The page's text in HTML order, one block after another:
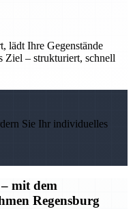
lädt Ihre Gegenstände
Ziel – strukturiert, schnell
Sie Ihr individuelles
mit dem
Regensburg